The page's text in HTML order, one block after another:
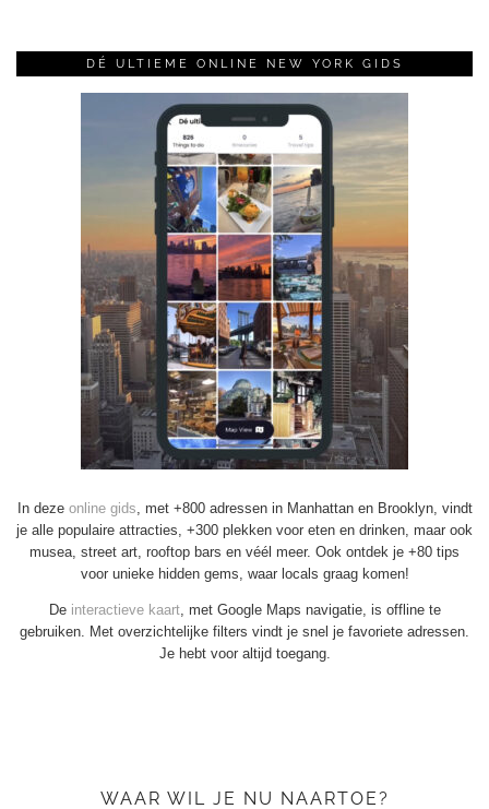
DÉ ULTIEME ONLINE NEW YORK GIDS
In deze online gids, met +800 adressen in Manhattan en Brooklyn, vindt
je alle populaire attracties, +300 plekken voor eten en drinken, maar ook
musea, street art, rooftop bars en véél meer. Ook ontdek je +80 tips
voor unieke hidden gems, waar locals graag komen!
De interactieve kaart, met Google Maps navigatie, is offline te
gebruiken. Met overzichtelijke filters vindt je snel je favoriete adressen.
Je hebt voor altijd toegang.
WAAR WIL JE NU NAARTOE?